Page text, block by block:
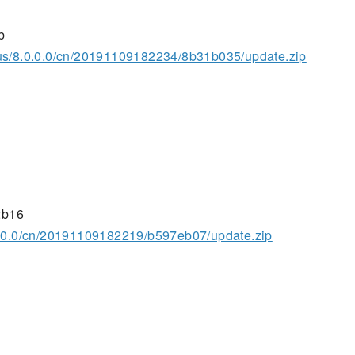
8.0.0.0/cn/20191109182234/8b31b035/update.zip
cn/20191109182219/b597eb07/update.zip